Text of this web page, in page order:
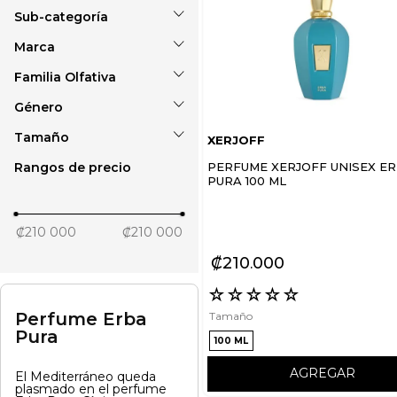
Unisex
Eau de parfum
Marca
XERJOFF
Familia Olfativa
Ámbar
Género
Unisex
Tamaño
100 ml
Rangos de precio
₡210 000 ₡210 000
Perfume Erba
Pura
El Mediterráneo queda
plasmado en el perfume
XERJOFF
PERFUME XERJOFF UNISEX
PURA 100 ML
₡210 000
☆☆☆☆☆
Tamaño
100 ML
AGREGAR